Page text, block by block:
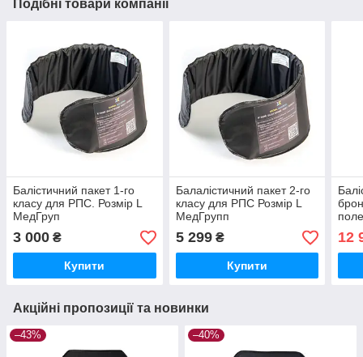
Подібні товари компанії
Балістичний пакет 1-го
класу для РПС. Розмір L
МедГруп
3 000 ₴
Купити
Балалістичний пакет 2-го
класу для РПС Розмір L
МедГрупп
5 299₴
Купити
12
Акційні пропозиції та новинки
–43% –40%